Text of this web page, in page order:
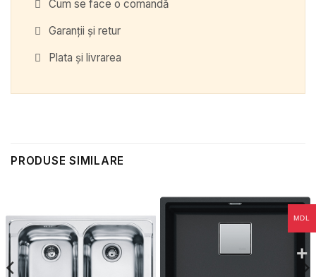
Cum se face o comandă
Garanții și retur
Plata și livrarea
PRODUSE SIMILARE
MDL